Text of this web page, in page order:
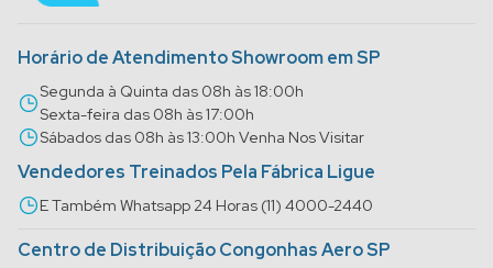
Horário de Atendimento Showroom em SP
Segunda à Quinta das 08h às 18:00h
Sexta-feira das 08h às 17:00h
Sábados das 08h às 13:00h Venha Nos Visitar
Vendedores Treinados Pela Fábrica Ligue
E Também Whatsapp 24 Horas (11) 4000-2440
Centro de Distribuição Congonhas Aero SP